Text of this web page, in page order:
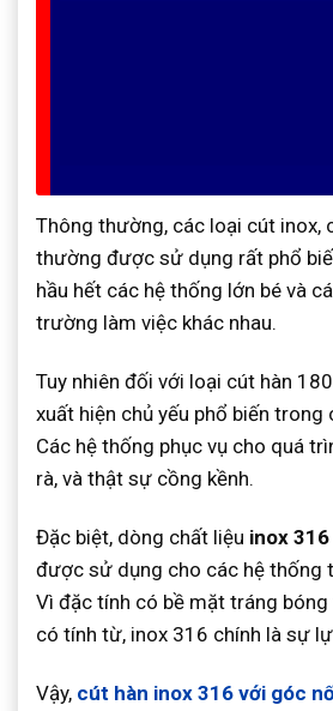
Thông thường, các loại cút inox,
thường được sử dụng rất phổ
hầu hết các hệ thống lớn bé và
trường làm việc khác nhau.
Tuy nhiên đối với loại cút hàn
xuất hiện chủ yếu phổ biến trong
Các hệ thống phục vụ cho quá
rà, và thật sự cồng kềnh.
Đặc biệt, dòng chất liệu inox 316
được sử dụng cho các hệ thống
Vì đặc tính có bề mặt tráng bóng
có tính từ, inox 316 chính là sự
Vậy, cút hàn inox 316 với góc